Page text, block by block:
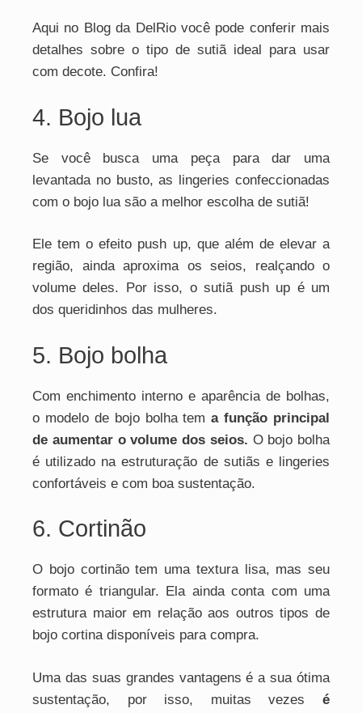
Aqui no Blog da DelRio você pode conferir mais
detalhes sobre o tipo de sutiã ideal para usar
com decote. Confira!
4. Bojo lua
Se você busca uma peça para dar uma
levantada no busto, as lingeries confeccionadas
com o bojo lua são a melhor escolha de sutiã!
Ele tem o efeito push up, que além de elevar a
região, ainda aproxima os seios, realçando o
volume deles. Por isso, o sutiã push up é um
dos queridinhos das mulheres.
5. Bojo bolha
Com enchimento interno e aparência de bolhas,
o modelo de bojo bolha tema função principal
de aumentar o volume dos seios. O bojo bolha
é utilizado na estruturação de sutiãs e lingeries
confortáveis e com boa sustentação.
6. Cortinão
O bojo cortinão tem uma textura lisa, mas seu
formato é triangular. Ela ainda conta com uma
estrutura maior em relação aos outros tipos de
bojo cortina disponíveis para compra.
Uma das suas grandes vantagens é a sua ótima
sustentação, por isso, muitas vezes é